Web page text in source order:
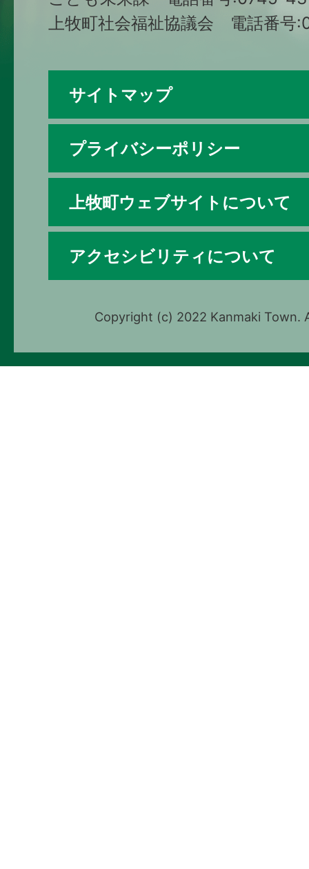
上牧町社会福祉協議会 電話番
サイトマップ
プライバシーポリシー
上牧町ウェブサイトについて
アクセシビリティについて
Copyright (c) 2022 Kanmaki Town.